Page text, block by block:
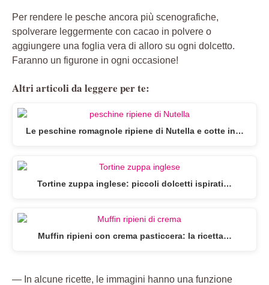
Per rendere le pesche ancora più scenografiche,
spolverare leggermente con cacao in polvere o
aggiungere una foglia vera di alloro su ogni dolcetto.
Faranno un figurone in ogni occasione!
Altri articoli da leggere per te:
Le peschine romagnole ripiene di Nutella e cotte in…
Tortine zuppa inglese: piccoli dolcetti ispirati…
Muffin ripieni con crema pasticcera: la ricetta…
— In alcune ricette, le immagini hanno una funzione